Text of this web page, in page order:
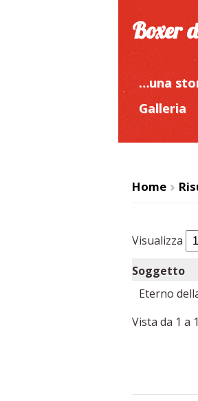
Boxer
…una
Galleria
Home
>
Visualizza
Soggetto
Eterno
Vista da 1 a